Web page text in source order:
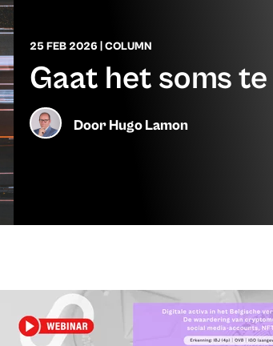
25 FEB 2026 COLUMN
Gaat het soms
DoorHugo Lamon